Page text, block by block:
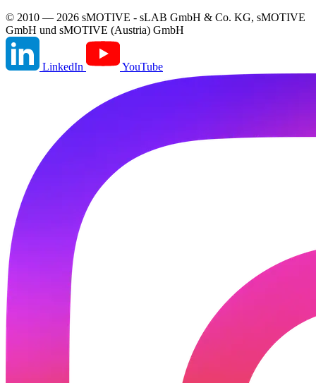
© 2010 — 2026 sMOTIVE - sLAB GmbH & Co. KG, sMOTIVE
GmbH und sMOTIVE (Austria) GmbH
LinkedIn YouTube